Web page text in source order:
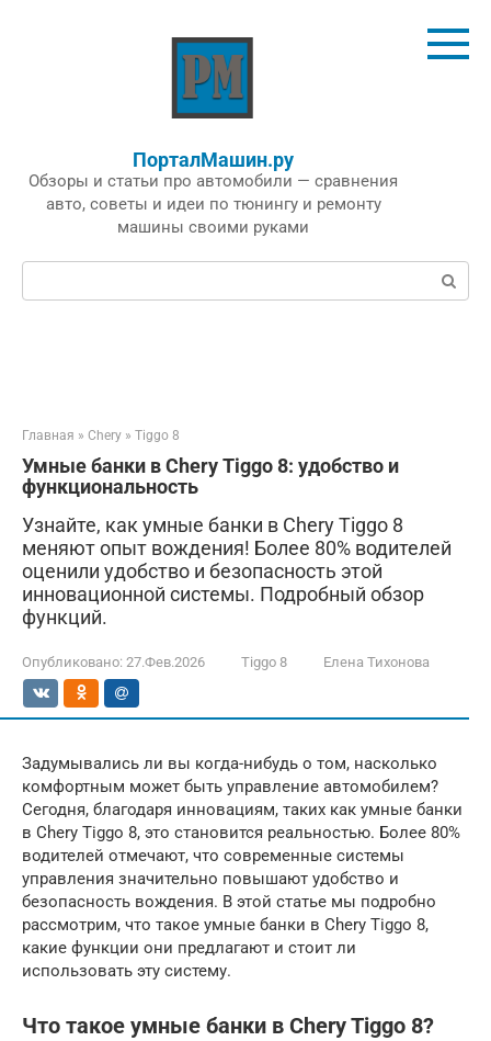
ПорталМашин.ру
Обзоры и статьи про автомобили — сравнения
авто, советы и идеи по тюнингу и ремонту
машины своими руками
Поиск:
Главная » Chery » Tiggo 8
Умные банки в Chery Tiggo 8: удобство и
функциональность
Узнайте, как умные банки в Chery Tiggo 8
меняют опыт вождения! Более 80% водителей
оценили удобство и безопасность этой
инновационной системы. Подробный обзор
функций.
Опубликовано: 27.Фев.2026 Tiggo 8 Елена Тихонова
Задумывались ли вы когда-нибудь о том, насколько
комфортным может быть управление автомобилем?
Сегодня, благодаря инновациям, таких как умные банки
в Chery Tiggo 8, это становится реальностью. Более 80%
водителей отмечают, что современные системы
управления значительно повышают удобство и
безопасность вождения. В этой статье мы подробно
рассмотрим, что такое умные банки в Chery Tiggo 8,
какие функции они предлагают и стоит ли
использовать эту систему.
Что такое умные банки в Chery Tiggo 8?